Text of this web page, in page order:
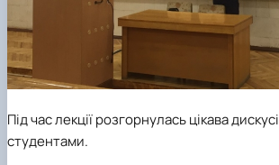
Під час лекції розгорнулась цікава
студентами.